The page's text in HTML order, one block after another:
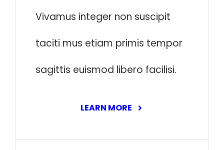
Vivamus integer non suscipit
taciti mus etiam primis tempor
sagittis euismod libero facilisi.
LEARN MORE